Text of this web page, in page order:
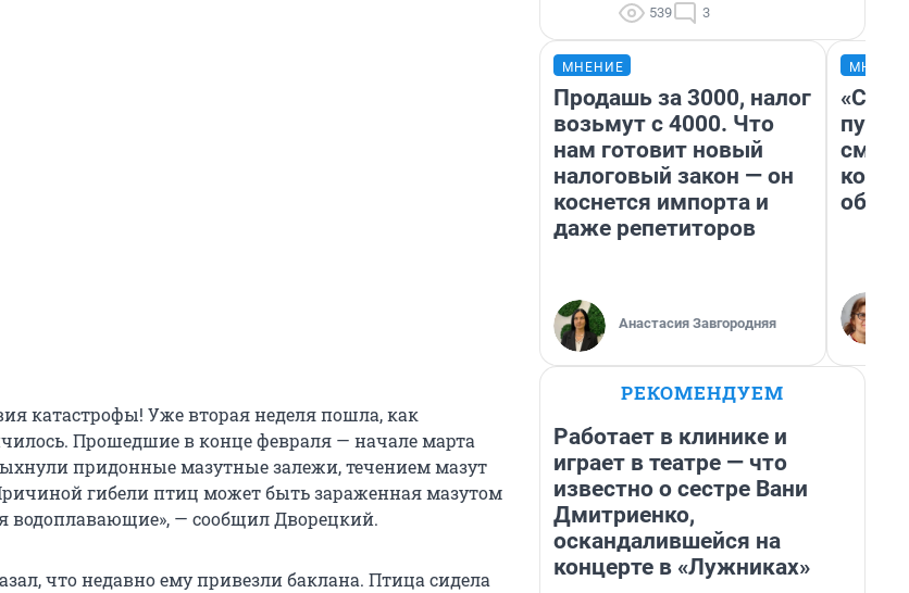
катастрофы! Уже вторая неделя пошла, как
Прошедшие в конце февраля — начале марта
придонные мазутные залежи, течением мазут
гибели птиц может быть зараженная мазутом
водоплавающие», — сообщил Дворецкий.
что недавно ему привезли баклана. Птица сидела
539 3
МНЕНИЕ
Продашь за 3000, налог
возьмут с 4000. Что
нам готовит новый
налоговый закон — он
коснется импорта и
даже репетиторов
Анастасия Завгородняя
РЕКОМЕНДУЕМ
Работает в клинике и
играет в театре — что
известно о сестре Вани
Дмитриенко,
оскандалившейся на
концерте в «Лужниках»